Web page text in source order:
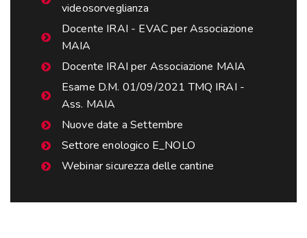
videosorveglianza
Docente IRAI - EVAC per Associazione
MAIA
Docente IRAI per Associazione MAIA
Esame D.M. 01/09/2021 TMQ IRAI -
Ass. MAIA
Nuove date a Settembre
Settore enologico E_NOLO
Webinar sicurezza delle cantine